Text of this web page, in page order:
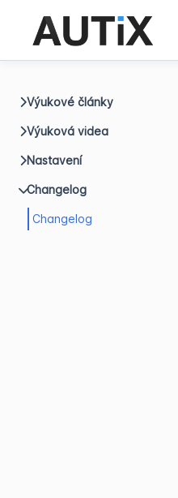
Výukové články
Výuková videa
Nastavení
Changelog
Changelog